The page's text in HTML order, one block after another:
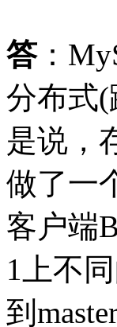
答：
分布式
是说，
做了一
客户端
1上不
到